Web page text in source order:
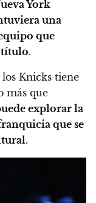
York
una
que
título.
Knicks tiene
más que
explorar la
que se
.